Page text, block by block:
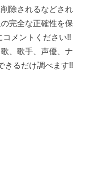
除されるなどされ
完全な正確性を保
メントください!!
、歌手、声優、ナ
きるだけ調べます!!